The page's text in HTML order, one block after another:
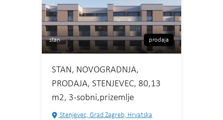
stan prodaja
STAN, NOVOGRADNJA,
PRODAJA, STENJEVEC, 80,13
m2, 3-sobni,prizemlje
Stenjevec, Grad Zagreb, Hrvatska